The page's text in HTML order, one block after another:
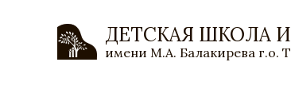
ДЕТСКАЯ ШКОЛА
имени М.А. Балакирева г.о.